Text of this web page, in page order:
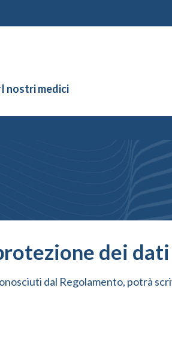
I nostri medici
dei dati
dal Regolamento, potrà